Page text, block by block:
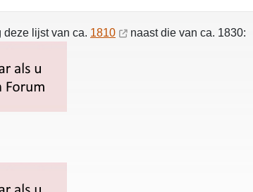
deze lijst van ca. 1810 naast die van ca. 1830: